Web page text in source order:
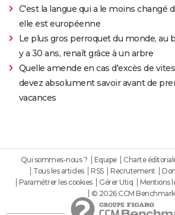
C'est la langue qui a le moins changé
elle est européenne
Le plus gros perroquet du monde, au
y a 30 ans, renaît grâce à un arbre
Quelle amende en cas d'excès de
devez absolument savoir avant de
vacances
Qui sommes-nous ? Equipe Charte
Tous les articles
RSS Recrutement
Paramétrer les cookies
Gérer Utiq Mentions
© 2026 CCM Benchmark